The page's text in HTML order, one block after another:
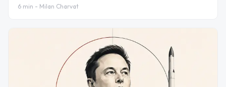
6 min - Milan Charvat